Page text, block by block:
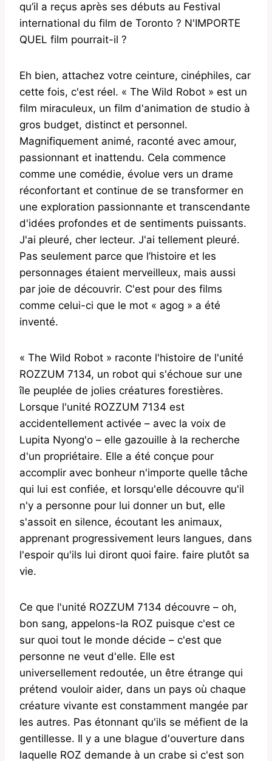
qu’il a reçus après ses débuts au Festival
international du film de Toronto ? N'IMPORTE
QUEL film pourrait-il ?
Eh bien, attachez votre ceinture, cinéphiles, car
cette fois, c'est réel. « The Wild Robot » est un
film miraculeux, un film d'animation de studio à
gros budget, distinct et personnel.
Magnifiquement animé, raconté avec amour,
passionnant et inattendu. Cela commence
comme une comédie, évolue vers un drame
réconfortant et continue de se transformer en
une exploration passionnante et transcendante
d'idées profondes et de sentiments puissants.
J'ai pleuré, cher lecteur. J'ai tellement pleuré.
Pas seulement parce que l’histoire et les
personnages étaient merveilleux, mais aussi
par joie de découvrir. C'est pour des films
comme celui-ci que le mot « agog » a été
inventé.
« The Wild Robot » raconte l'histoire de l'unité
ROZZUM 7134, un robot qui s'échoue sur une
île peuplée de jolies créatures forestières.
Lorsque l'unité ROZZUM 7134 est
accidentellement activée – avec la voix de
Lupita Nyong'o – elle gazouille à la recherche
d'un propriétaire. Elle a été conçue pour
accomplir avec bonheur n'importe quelle tâche
qui lui est confiée, et lorsqu'elle découvre qu'il
n'y a personne pour lui donner un but, elle
s'assoit en silence, écoutant les animaux,
apprenant progressivement leurs langues, dans
l'espoir qu'ils lui diront quoi faire. faire plutôt sa
vie.
Ce que l'unité ROZZUM 7134 découvre – oh,
bon sang, appelons-la ROZ puisque c'est ce
sur quoi tout le monde décide – c'est que
personne ne veut d'elle. Elle est
universellement redoutée, un être étrange qui
prétend vouloir aider, dans un pays où chaque
créature vivante est constamment mangée par
les autres. Pas étonnant qu'ils se méfient de la
gentillesse. Il y a une blague d'ouverture dans
laquelle ROZ demande à un crabe si c'est son